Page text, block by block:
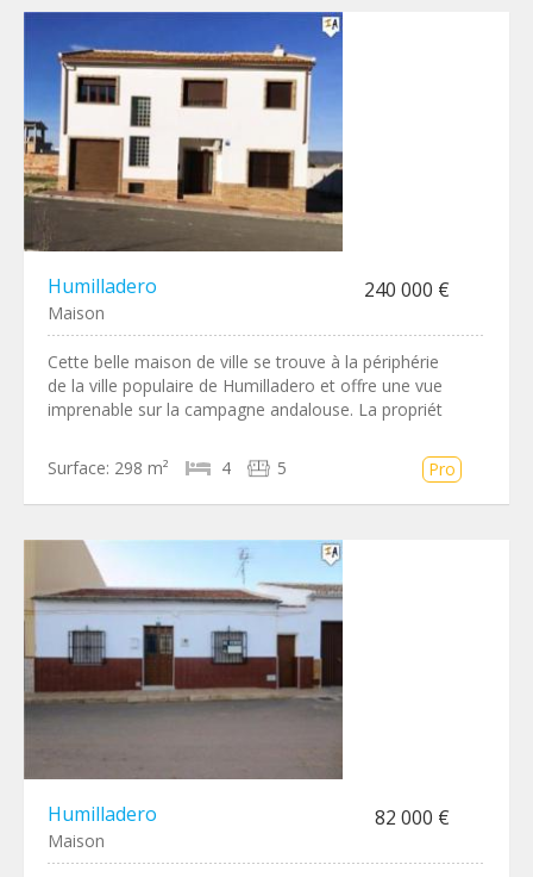
Humilladero 240 000 €
Maison
Cette belle maison de ville se trouve à la périphérie
de la ville populaire de Humilladero et offre une vue
imprenable sur la campagne andalouse. La propriét
Surface: 298 m² 4 5 Pro
Humilladero 82 000 €
Maison